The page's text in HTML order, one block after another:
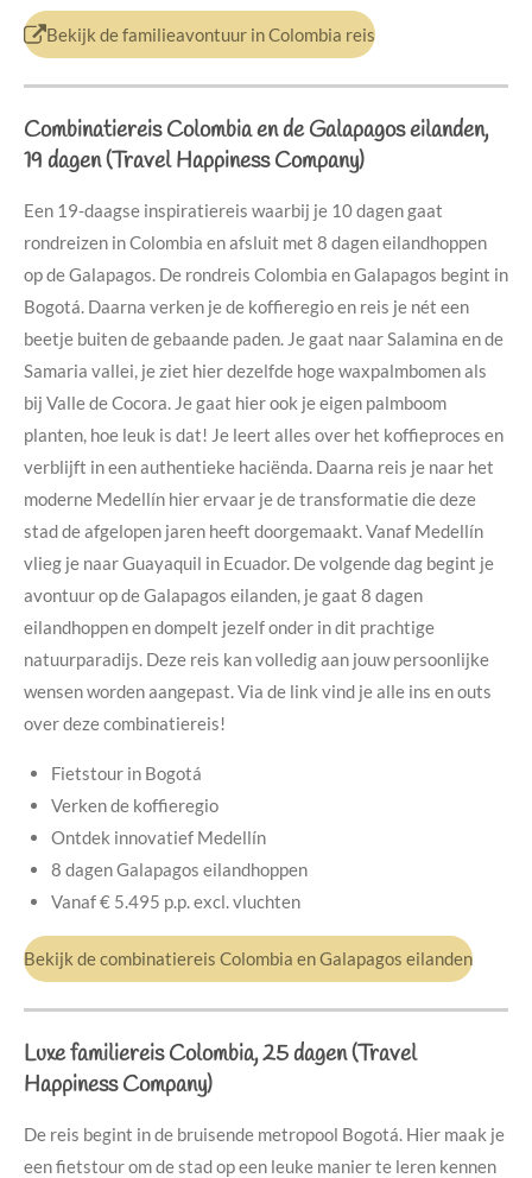
Bekijk de familieavontuur in Colombia reis
Combinatiereis Colombia en de Galapagos eilanden,
19 dagen (Travel Happiness Company)
Een 19-daagse inspiratiereis waarbij je 10 dagen gaat
rondreizen in Colombia en afsluit met 8 dagen eilandhoppen
op de Galapagos. De rondreis Colombia en Galapagos begint in
Bogotá. Daarna verken je de koffieregio en reis je nét een
beetje buiten de gebaande paden. Je gaat naar Salamina en de
Samaria vallei, je ziet hier dezelfde hoge waxpalmbomen als
bij Valle de Cocora. Je gaat hier ook je eigen palmboom
planten, hoe leuk is dat! Je leert alles over het koffieproces en
verblijft in een authentieke haciënda. Daarna reis je naar het
moderne Medellín hier ervaar je de transformatie die deze
stad de afgelopen jaren heeft doorgemaakt. Vanaf Medellín
vlieg je naar Guayaquil in Ecuador. De volgende dag begint je
avontuur op de Galapagos eilanden, je gaat 8 dagen
eilandhoppen en dompelt jezelf onder in dit prachtige
natuurparadijs. Deze reis kan volledig aan jouw persoonlijke
wensen worden aangepast. Via de link vind je alle ins en outs
over deze combinatiereis!
Fietstour in Bogotá
Verken de koffieregio
Ontdek innovatief Medellín
8 dagen Galapagos eilandhoppen
Vanaf€ 5.495 p.p. excl. vluchten
Bekijk de combinatiereis Colombia en Galapagos eilanden
Luxe familiereis Colombia, 25 dagen (Travel
Happiness Company)
De reis begint in de bruisende metropool Bogotá. Hier maak je
een fietstour om de stad op een leuke manier te leren kennen